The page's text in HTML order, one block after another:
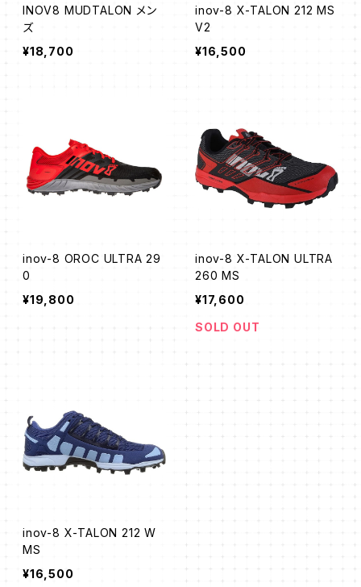
INOV8 MUDTALON メン
ズ
¥18,700
inov-8 X-TALON 212 MS
V2
¥16,500
inov-8 OROC ULTRA 29
0
¥19,800
inov-8 X-TALON ULTRA
260 MS
¥17,600
SOLD OUT
inov-8 X-TALON 212 W
MS
¥16,500